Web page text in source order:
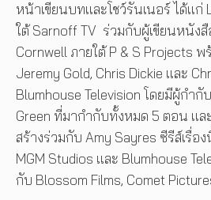
หน้าเขียนบทและโชว์รันเนอร์ ได้แก่
ใต้ Sarnoff TV ร่วมกับผู้เขียนหนังสื
Cornwell ภายใต้ P & S Projects
Jeremy Gold, Chris Dickie และ
Blumhouse Television โดยมีผู้กำกั
Green ที่มากำกับทั้งหมด 5 ตอน แ
สร้างร่วมกับ Amy Sayres ซีรีส์เรื่อ
MGM Studios และ Blumhouse
กับ Blossom Films, Comet